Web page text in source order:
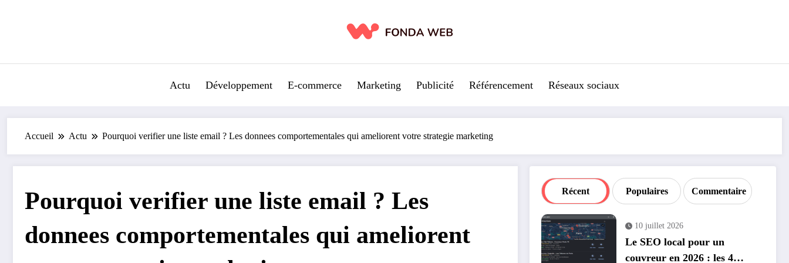
Actu Développement E-commerce Marketing Publicité Référencement Réseaux sociaux
Accueil Actu Pourquoi verifier une liste email ? Les donnees comportementales qui ameliorent votre strategie marketing
Pourquoi verifier une liste email ? Les
donnees comportementales qui ameliorent
Récent Populaires Commentaire
10 juillet 2026
Le SEO local pour un
couvreur en 2026 : les 4